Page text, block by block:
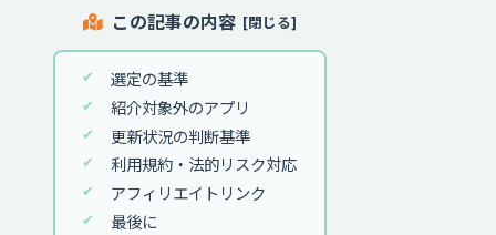
この記事の内容
選定の基準
紹介対象外のアプリ
更新状況の判断基準
利用規約・法的リスク対応
アフィリエイトリンク
最後に